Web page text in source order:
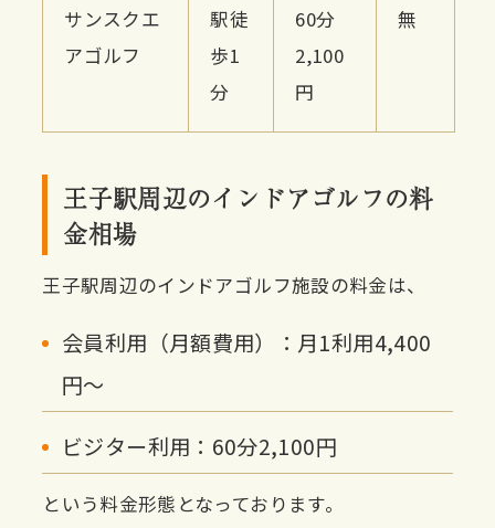
サンスクエ
アゴルフ
駅徒
歩1
分
60分
2,100
円
無
王子駅周辺のインドアゴルフの料
金相場
王子駅周辺のインドアゴルフ施設の料金は、
会員利用（月額費用）：月1利用4,400
円〜
ビジター利用：60分2,100円
という料金形態となっております。